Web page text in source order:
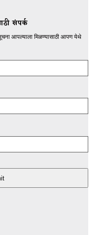
संपर्क
आपल्याला मिळण्यासाठी आपण येथे